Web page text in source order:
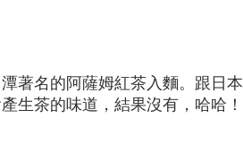
著名的阿薩姆紅茶入麵。跟日
生茶的味道，結果沒有，哈哈！